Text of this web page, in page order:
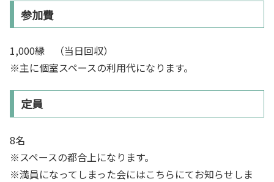
参加費
1,000縁 （当日回収）
※主に個室スペースの利用代になります。
定員
8名
※スペースの都合上になります。
※満員になってしまった会にはこちらにてお知らせしま